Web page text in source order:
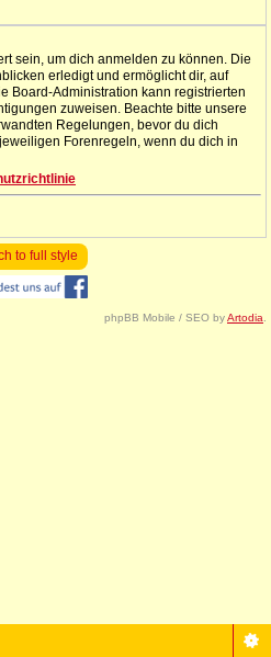
sein, um dich anmelden zu können. Die
erledigt und ermöglicht dir, auf
Board-Administration kann registrierten
zuweisen. Beachte bitte unsere
Regelungen, bevor du dich
Forenregeln, wenn du dich in
to full style
phpBB Mobile / SEO byArtodia